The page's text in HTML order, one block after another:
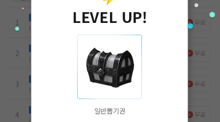
1 평민에서 공작으로
Ep.1
무료
2 은색호수 저택
Ep.2 12.5k 22.04.29
무료
3 당신, 누구에요?
Ep.3
무료
4
Ep.4
무료
LEVEL UP!
일반뽑기권